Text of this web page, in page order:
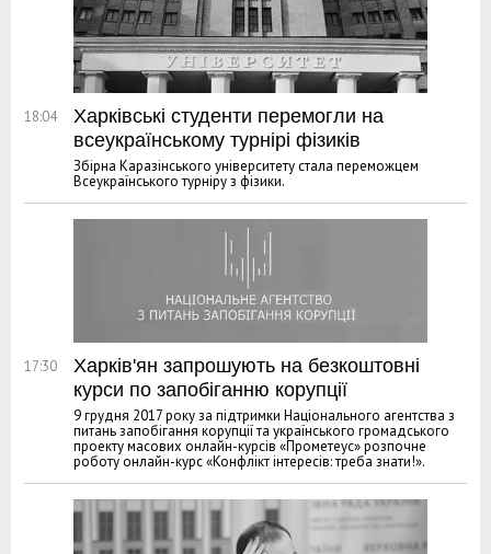
18:04
Харківські студенти перемогли на
всеукраїнському турнірі фізиків
Збірна Каразінського університету стала переможцем
Всеукраїнського турніру з фізики.
17:30
Харків'ян запрошують на безкоштовні
курси по запобіганню корупції
9 грудня 2017 року за підтримки Національного агентства з
питань запобігання корупції та українського громадського
проекту масових онлайн-курсів «Прометеус» розпочне
роботу онлайн-курс «Конфлікт інтересів: треба знати!».